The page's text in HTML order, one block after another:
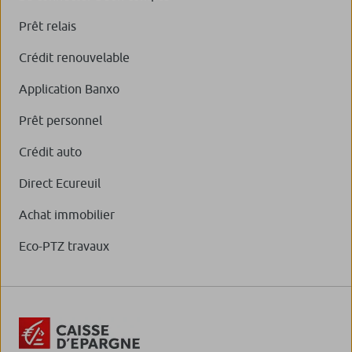
Prêt relais
Crédit renouvelable
Application Banxo
Prêt personnel
Crédit auto
Direct Ecureuil
Achat immobilier
Eco-PTZ travaux